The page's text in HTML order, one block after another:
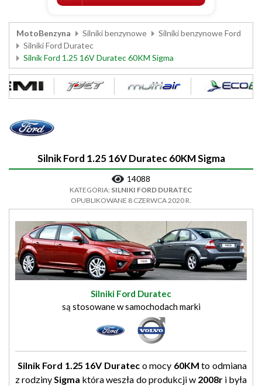
MotoBenzyna Silniki benzynowe
Silniki benzynowe Ford
Silniki Ford Duratec
Silnik Ford 1.25 16V Duratec 60KM Sigma
Silnik Ford 1.25 16V Duratec 60KM Sigma
14088
KATEGORIA: SILNIKI FORD DURATEC
OPUBLIKOWANE 8 CZERWCA 2020 R.
Silniki Ford Duratec
są stosowane w samochodach marki
Silnik Ford 1.25 16V Duratec o mocy 60KM to odmiana
z rodzinySigma która weszła do produkcji w 2008ri była